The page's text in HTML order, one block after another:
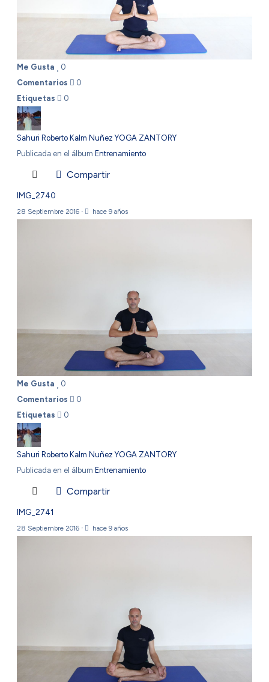
Me Gusta
0
Comentarios
0
Etiquetas
0
Sahuri Roberto Kalm Nuñez YOGA ZANTORY
Publicada en el álbum Entrenamiento
Compartir
IMG_2740
28 Septiembre 2016 · hace 9 años
Me Gusta
0
Comentarios
0
Etiquetas
0
Sahuri Roberto Kalm Nuñez YOGA ZANTORY
Publicada en el álbum Entrenamiento
Compartir
IMG_2741
28 Septiembre 2016 · hace 9 años